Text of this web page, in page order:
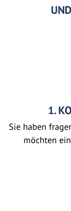
1.
Sie haben
möchten